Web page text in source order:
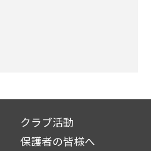
クラブ活動
保護者の皆様へ